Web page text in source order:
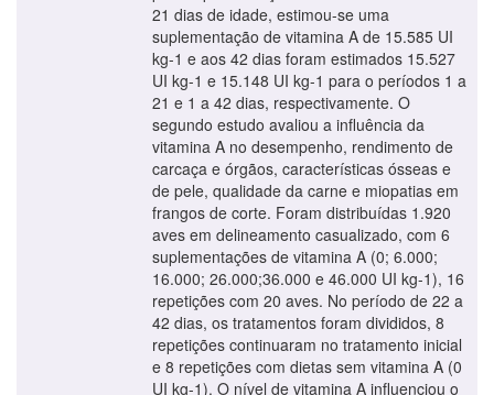
21 dias de idade, estimou-se uma
suplementação de vitamina A de 15.585 UI
kg-1 e aos 42 dias foram estimados 15.527
UI kg-1 e 15.148 UI kg-1 para o períodos 1 a
21 e 1 a 42 dias, respectivamente. O
segundo estudo avaliou a influência da
vitamina A no desempenho, rendimento de
carcaça e órgãos, características ósseas e
de pele, qualidade da carne e miopatias em
frangos de corte. Foram distribuídas 1.920
aves em delineamento casualizado, com 6
suplementações de vitamina A (0; 6.000;
16.000; 26.000;36.000 e 46.000 UI kg-1), 16
repetições com 20 aves. No período de 22 a
42 dias, os tratamentos foram divididos, 8
repetições continuaram no tratamento inicial
e 8 repetições com dietas sem vitamina A (0
UI kg-1). O nível de vitamina A influenciou o